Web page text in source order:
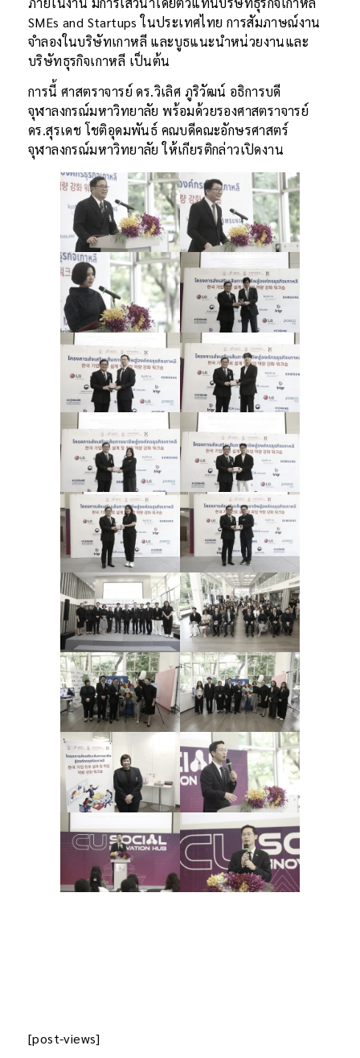
SMEs and Startups ในประเทศไทย การสัมภาษณ์งาน
จำลองในบริษัทเกาหลี และบูธแนะนำหน่วยงานและ
บริษัทธุรกิจเกาหลี เป็นต้น
การนี้ ศาสตราจารย์ ดร.วิเลิศ ภูริวัฒน์ อธิการบดี
จุฬาลงกรณ์มหาวิทยาลัย พร้อมด้วยรองศาสตราจารย์
ดร.สุรเดช โชติอุดมพันธ์ คณบดีคณะอักษรศาสตร์
จุฬาลงกรณ์มหาวิทยาลัย ให้เกียรติกล่าวเปิดงาน
[post-views]